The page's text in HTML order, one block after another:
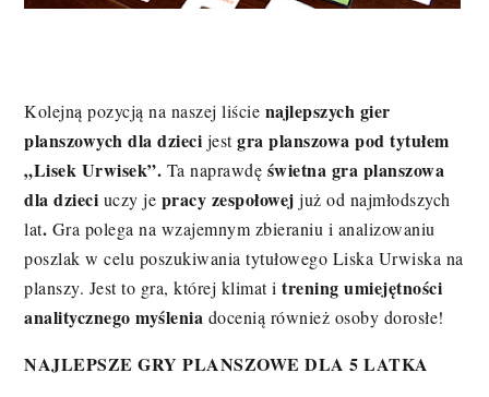
Kolejną pozycją na naszej liście najlepszych gier
planszowych dla dzieci jestgra planszowa pod tytułem
„Lisek Urwisek”. Ta naprawdę świetna gra planszowa
dla dzieci uczy je pracy zespołowej już od najmłodszych
lat. Gra polega na wzajemnym zbieraniu i analizowaniu
poszlak w celu poszukiwania tytułowego Liska Urwiska na
planszy. Jest to gra, której klimat itrening umiejętności
analitycznego myślenia docenią również osoby dorosłe!
NAJLEPSZE GRY PLANSZOWE DLA 5 LATKA